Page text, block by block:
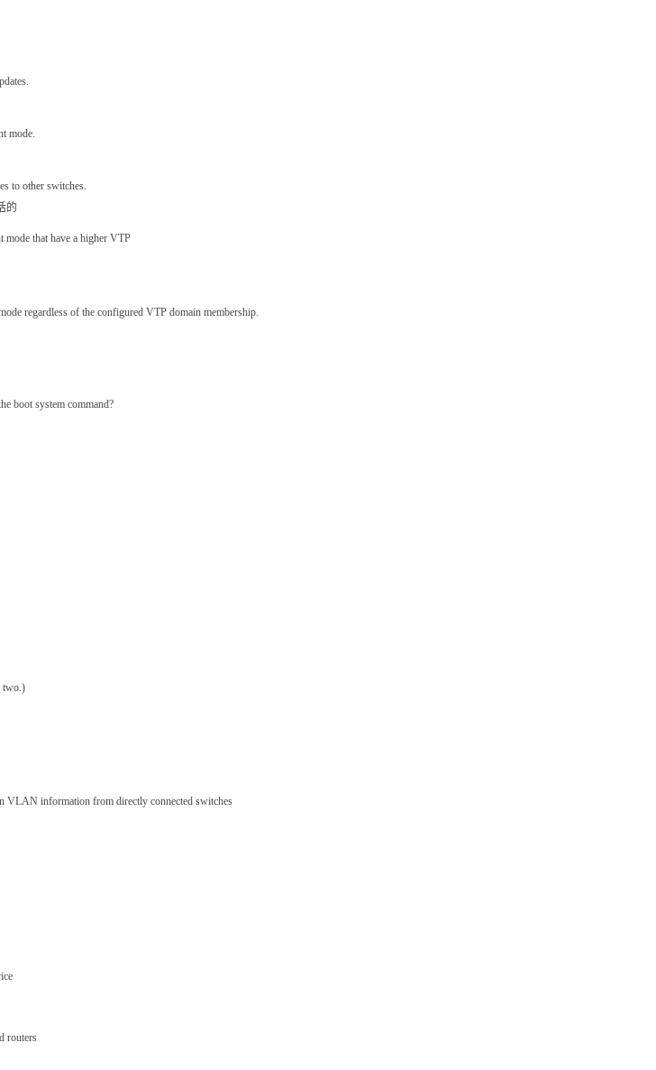
mode.
to other switches.
的
that have a higher VTP
regardless of the configured VTP domain membership.
boot system command?
two.)
VLAN information from directly connected switches
routers